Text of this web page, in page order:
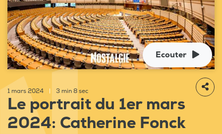
Ecouter
1 mars 2024 3 min 8 sec
Le portrait du 1er mars
2024: Catherine Fonck